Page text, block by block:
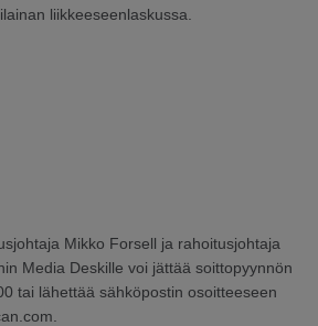
liikkeeseenlaskussa.
Mikko Forsell ja rahoitusjohtaja
Media Deskille voi jättää soittopyynnön
tai lähettää sähköpostin osoitteeseen